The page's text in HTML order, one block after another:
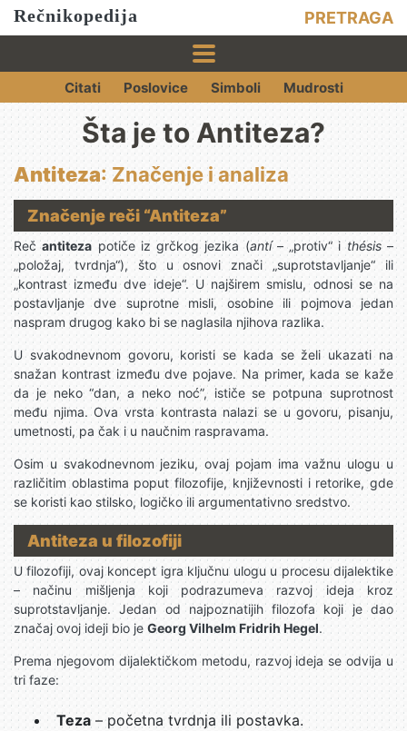
Rečnikopedija PRETRAGA
Citati Poslovice Simboli Mudrosti
Šta je to Antiteza?
Antiteza: Značenje i analiza
Značenje reči “Antiteza”
Rečantiteza potiče iz grčkog jezika (antí– „protiv“ ithésis–
„položaj, tvrdnja“), što u osnovi znači „suprotstavljanje“ ili
„kontrast između dve ideje“. U najširem smislu, odnosi se na
postavljanje dve suprotne misli, osobine ili pojmova jedan
naspram drugog kako bi se naglasila njihova razlika.
U svakodnevnom govoru, koristi se kada se želi ukazati na
snažan kontrast između dve pojave. Na primer, kada se kaže
da je neko “dan, a neko noć”, ističe se potpuna suprotnost
među njima. Ova vrsta kontrasta nalazi se u govoru, pisanju,
umetnosti, pa čak i u naučnim raspravama.
Osim u svakodnevnom jeziku, ovaj pojam ima važnu ulogu u
različitim oblastima poput filozofije, književnosti i retorike, gde
se koristi kao stilsko, logičko ili argumentativno sredstvo.
Antiteza u filozofiji
U filozofiji, ovaj koncept igra ključnu ulogu u procesu dijalektike
– načinu mišljenja koji podrazumeva razvoj ideja kroz
suprotstavljanje. Jedan od najpoznatijih filozofa koji je dao
značaj ovoj ideji bio je Georg Vilhelm Fridrih Hegel.
Prema njegovom dijalektičkom metodu, razvoj ideja se odvija u
tri faze:
Teza– početna tvrdnja ili postavka.